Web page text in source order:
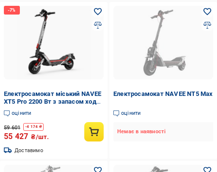
Електросамокат міський NAVEE
XT5 Pro 2200 Вт з запасом ходу
75 км (XT5 Pro EU)
оцінити
59 601 -4 174 ₴
55 427 ₴/шт.
Доставимо
Електросамокат NAVEE NT5 Max
оцінити
Немає в наявності